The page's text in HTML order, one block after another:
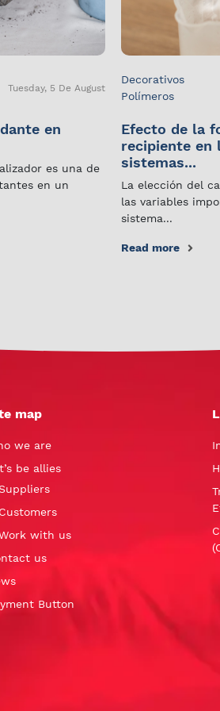
Tuesday, 5 De August
en
es una de
en un
Decorativos
Polímeros
Efecto de la
recipiente en
sistemas...
La elección del
las variables
sistema...
Read more
map
we are
be allies
Customers
with us
us
Button